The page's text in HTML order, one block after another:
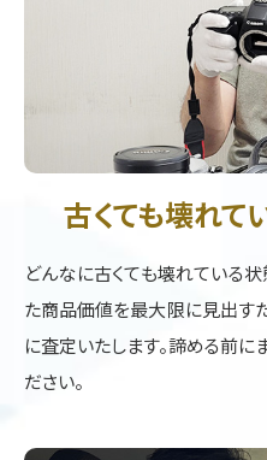
古くても壊れて
どんなに古くても壊れている
た商品価値を最大限に見出す
に査定いたします。諦める前に
ださい。